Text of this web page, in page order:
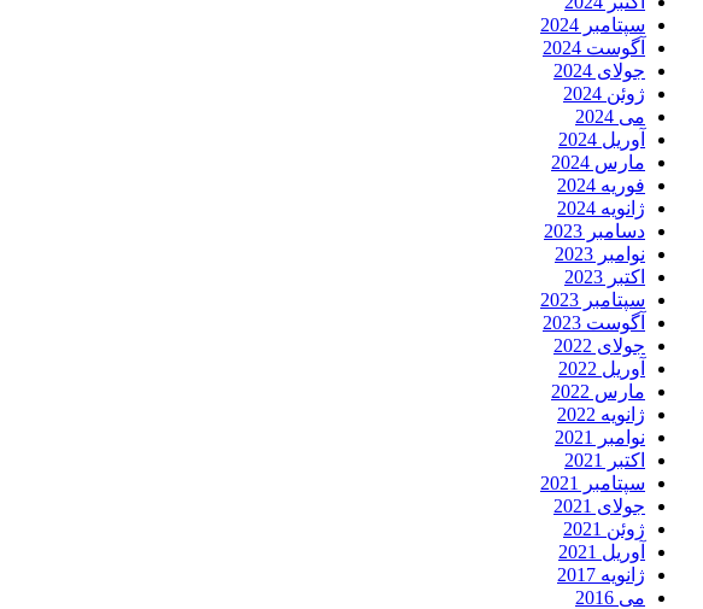
سپتامبر 2024
آگوست 2024
جولای 2024
ژوئن 2024
می 2024
آوریل 2024
مارس 2024
فوریه 2024
ژانویه 2024
دسامبر 2023
نوامبر 2023
اکتبر 2023
سپتامبر 2023
آگوست 2023
جولای 2022
آوریل 2022
مارس 2022
ژانویه 2022
نوامبر 2021
اکتبر 2021
سپتامبر 2021
جولای 2021
ژوئن 2021
آوریل 2021
ژانویه 2017
می 2016